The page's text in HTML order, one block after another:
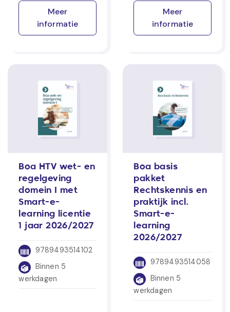
Meer
informatie
Meer
informatie
Boa HTV wet- en
regelgeving
domein I met
Smart-e-
learning licentie
1 jaar 2026/2027
9789493514102
Binnen 5
werkdagen
Boa basis
pakket
Rechtskennis en
praktijk incl.
Smart-e-
learning
2026/2027
9789493514058
Binnen 5
werkdagen